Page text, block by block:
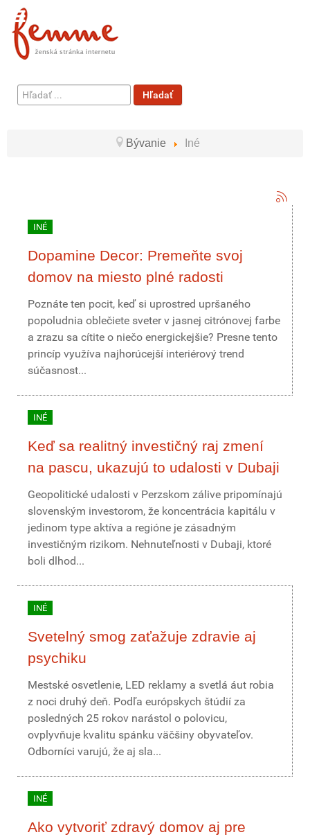
Hľadať
...
Hľadať
Bývanie Iné
INÉ
Dopamine Decor: Premeňte svoj
domov na miesto plné radosti
Poznáte ten pocit, keď si uprostred upršaného
popoludnia oblečiete sveter v jasnej citrónovej farbe
a zrazu sa cítite o niečo energickejšie? Presne tento
princíp využíva najhorúcejší interiérový trend
súčasnost...
INÉ
Keď sa realitný investičný raj zmení
na pascu, ukazujú to udalosti v Dubaji
Geopolitické udalosti v Perzskom zálive pripomínajú
slovenským investorom, že koncentrácia kapitálu v
jedinom type aktíva a regióne je zásadným
investičným rizikom. Nehnuteľnosti v Dubaji, ktoré
boli dlhod...
INÉ
Svetelný smog zaťažuje zdravie aj
psychiku
Mestské osvetlenie, LED reklamy a svetlá áut robia
z noci druhý deň. Podľa európskych štúdií za
posledných 25 rokov narástol o polovicu,
ovplyvňuje kvalitu spánku väčšiny obyvateľov.
Odborníci varujú, že aj sla...
INÉ
Ako vytvoriť zdravý domov aj pre